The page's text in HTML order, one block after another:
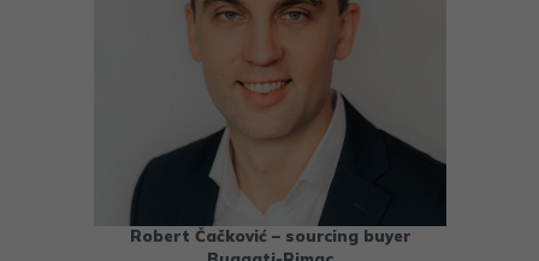
Robert Čačković – sourcing buyer